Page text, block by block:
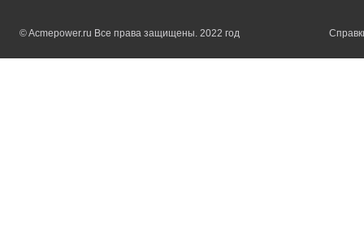
© Acmepower.ru Все права защищены. 2022 год